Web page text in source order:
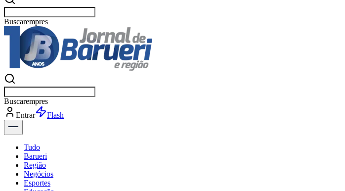
Buscaresportes
Buscaresportes
Entrar
Flash
Tudo
Barueri
Região
Negócios
Esportes